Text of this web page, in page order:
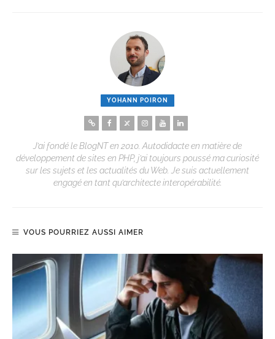
YOHANN POIRON
J’ai fondé le BlogNT en 2010. Autodidacte en matière de
développement de sites en PHP, j’ai toujours poussé ma curiosité
sur les sujets et les actualités du Web. Je suis actuellement
engagé en tant qu’architecte interopérabilité.
VOUS POURRIEZ AUSSI AIMER